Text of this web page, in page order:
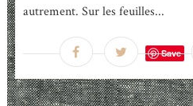
autrement. Sur les feuilles...
Save